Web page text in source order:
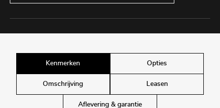
Kenmerken Opties
Omschrijving Leasen
Aflevering & garantie